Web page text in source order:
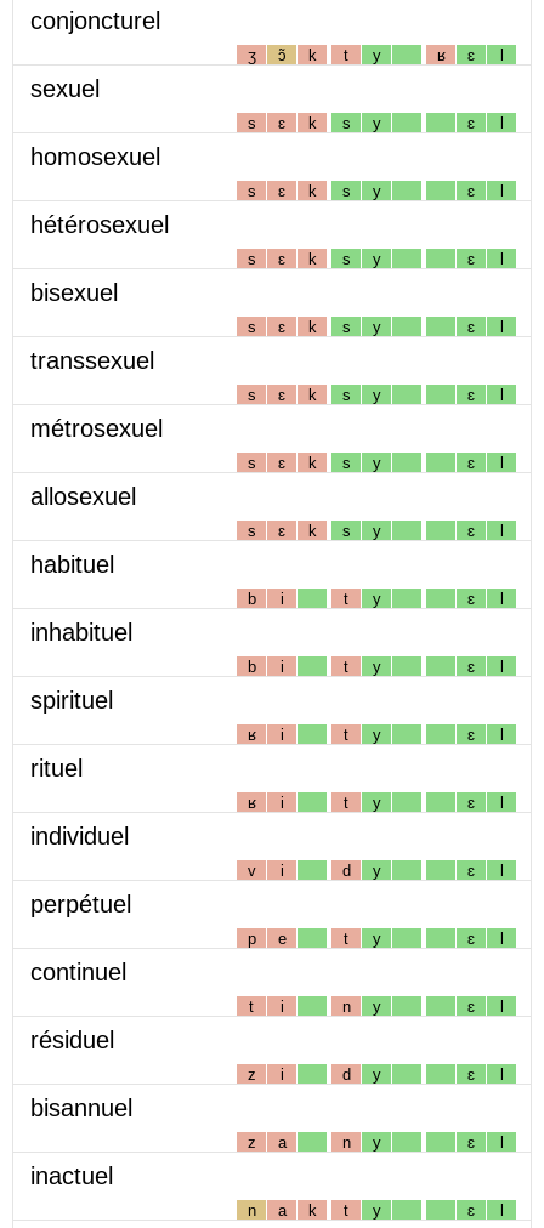
conjoncturel
ʒ ɔ̃ k t y ʁ ɛ l
sexuel
s ɛ k s y ɛ l
homosexuel
s ɛ k s y ɛ l
hétérosexuel
s ɛ k s y ɛ l
bisexuel
s ɛ k s y ɛ l
transsexuel
s ɛ k s y ɛ l
métrosexuel
s ɛ k s y ɛ l
allosexuel
s ɛ k s y ɛ l
habituel
b i t y ɛ l
inhabituel
b i t y ɛ l
spirituel
ʁ i t y ɛ l
rituel
ʁ i t y ɛ l
individuel
v i d y ɛ l
perpétuel
p e t y ɛ l
continuel
t i n y ɛ l
résiduel
z i d y ɛ l
bisannuel
z a n y ɛ l
inactuel
n a k t y ɛ l